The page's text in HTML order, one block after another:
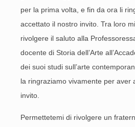
per la prima volta, e fin da ora li
accettato il nostro invito. Tra loro
rivolgere il saluto alla
docente di Storia dell’Arte
dei suoi studi sull’arte
la ringraziamo vivamente per aver
invito.
Permettetemi di rivolgere un